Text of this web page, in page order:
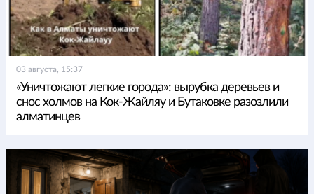
03 августа, 15:37
«Уничтожают легкие города»: вырубка деревьев и
снос холмов на Кок-Жайляу и Бутаковке разозлили
алматинцев